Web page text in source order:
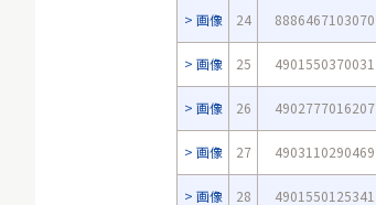
画像 24 8886467103070
画像 25 4901550370031
画像 26 4902777016207
画像 27 4903110290469
画像 28 4901550125341